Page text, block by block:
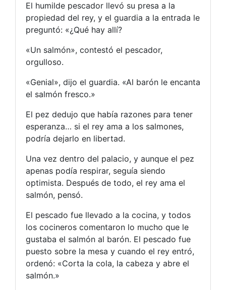
El humilde pescador llevó su presa a la
propiedad del rey, y el guardia a la entrada le
preguntó: «¿Qué hay allí?
«Un salmón», contestó el pescador,
orgulloso.
«Genial», dijo el guardia. «Al barón le encanta
el salmón fresco.»
El pez dedujo que había razones para tener
esperanza… si el rey ama a los salmones,
podría dejarlo en libertad.
Una vez dentro del palacio, y aunque el pez
apenas podía respirar, seguía siendo
optimista. Después de todo, el rey ama el
salmón, pensó.
El pescado fue llevado a la cocina, y todos
los cocineros comentaron lo mucho que le
gustaba el salmón al barón. El pescado fue
puesto sobre la mesa y cuando el rey entró,
ordenó: «Corta la cola, la cabeza y abre el
salmón.»